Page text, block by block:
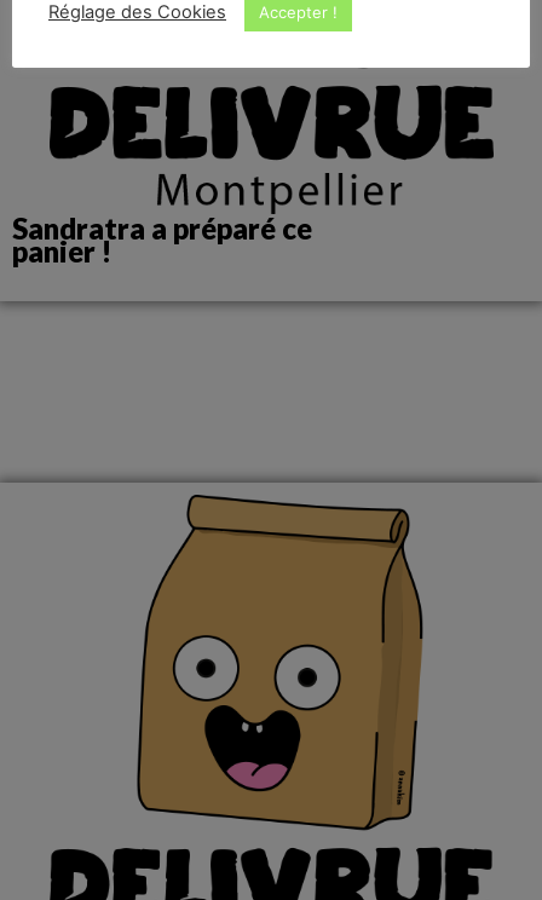
Sandratra a préparé ce
panier !
Réglage des Cookies Accepter !